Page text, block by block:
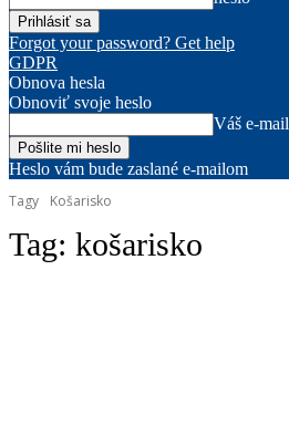
Forgot your password? Get help
GDPR
Obnova hesla
Obnoviť svoje heslo
Váš e-mail
Heslo vám bude zaslané e-mailom
Tagy
Košarisko
Tag: košarisko